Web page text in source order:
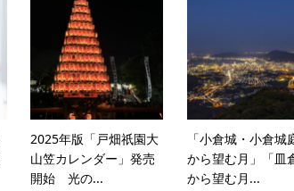
2025年版「戸畑祇園大
山笠カレンダー」発売
開始 光の...
「小倉城・小倉城
から望む月」「皿
から望む月...